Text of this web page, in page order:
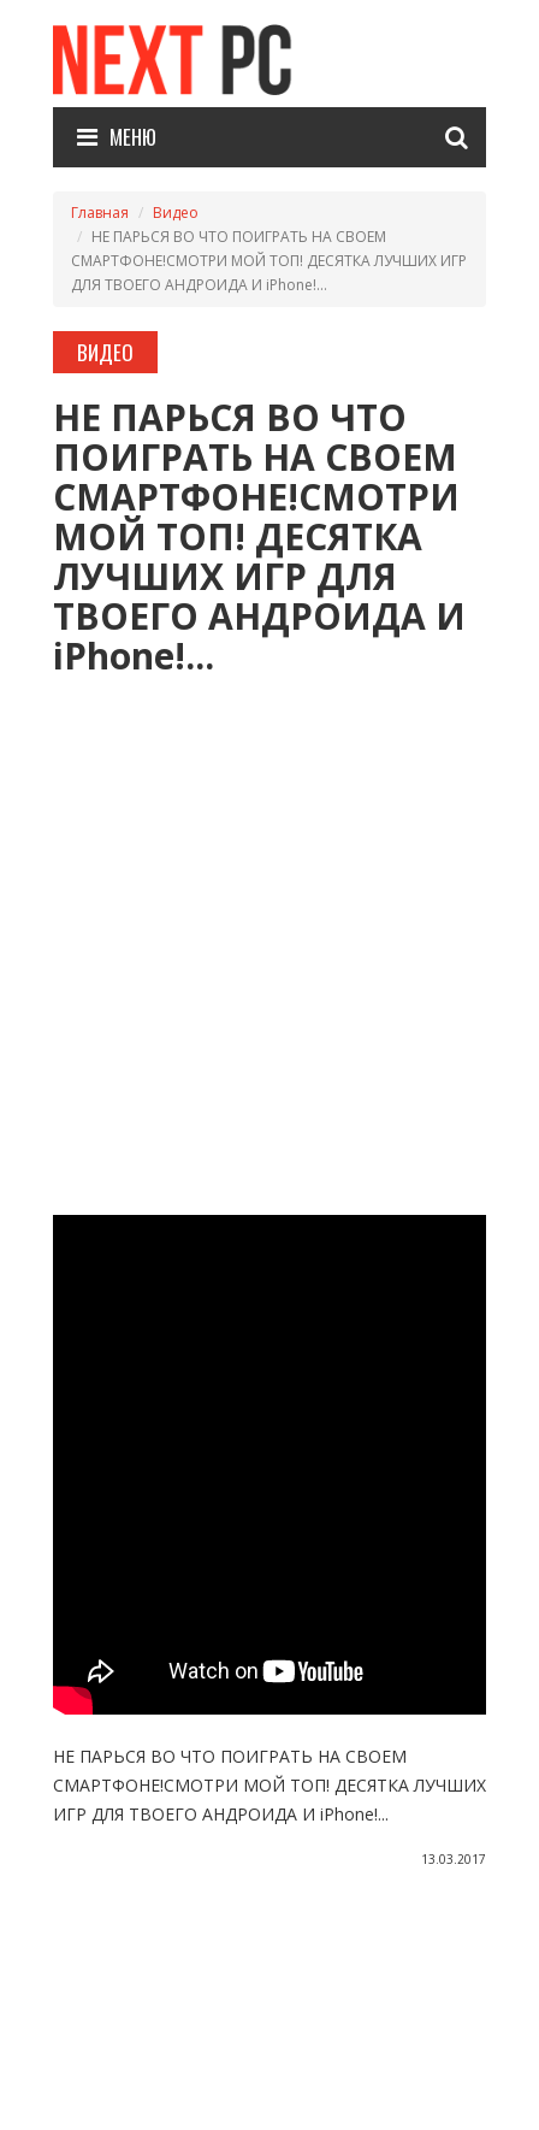
МЕНЮ
Главная
Видео
НЕ ПАРЬСЯ ВО ЧТО ПОИГРАТЬ НА СВОЕМ
СМАРТФОНЕ!СМОТРИ МОЙ ТОП! ДЕСЯТКА ЛУЧШИХ ИГР
ДЛЯ ТВОЕГО АНДРОИДА И iPhone!...
ВИДЕО
НЕ ПАРЬСЯ ВО ЧТО
ПОИГРАТЬ НА СВОЕМ
СМАРТФОНЕ!СМОТРИ
МОЙ ТОП! ДЕСЯТКА
ЛУЧШИХ ИГР ДЛЯ
ТВОЕГО АНДРОИДА И
iPhone!...
НЕ ПАРЬСЯ ВО ЧТО ПОИГРАТЬ НА СВОЕМ
СМАРТФОНЕ!СМОТРИ МОЙ ТОП! ДЕСЯТКА ЛУЧШИХ
ИГР ДЛЯ ТВОЕГО АНДРОИДА И iPhone!...
13.03.2017